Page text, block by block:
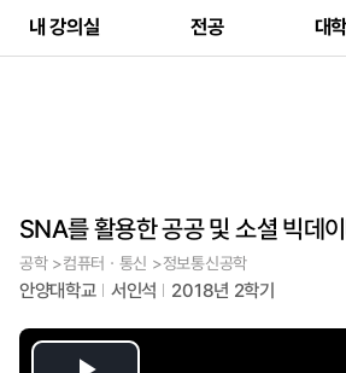
내 강의실 전공 대
SNA를 활용한 공공 및 소셜 빅데
공학 >컴퓨터ㆍ통신 >정보통신공학
안양대학교 서인석 2018년 2학기